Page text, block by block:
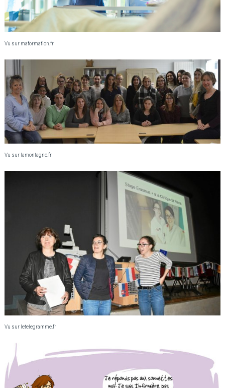
Vu sur maformation.fr
Vu sur lamontagne.fr
Vu sur letelegramme.fr